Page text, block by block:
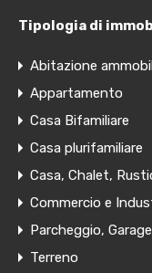
Tipologia di
Abitazione
Appartamento
Casa Bifamiliare
Casa plurifamiliare
Casa, Chalet,
Commercio e
Parcheggio, Garage
Terreno